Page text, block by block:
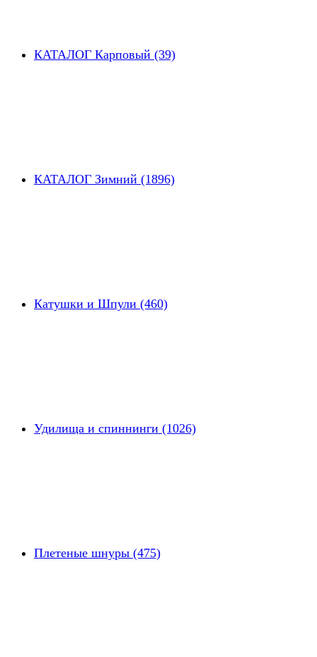
КАТАЛОГ Карповый (39)
КАТАЛОГ Зимний (1896)
Катушки и Шпули (460)
Удилища и спиннинги (1026)
Плетеные шнуры (475)